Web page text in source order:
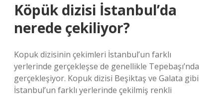
Köpük dizisi İstanbul’da
nerede çekiliyor?
Kopuk dizisinin çekimleri İstanbul’un farklı
yerlerinde gerçekleşse de genellikle Tepebaşı’nda
gerçekleşiyor. Kopuk dizisi Beşiktaş ve Galata gibi
İstanbul’un farklı yerlerinde çekilmiş renkli